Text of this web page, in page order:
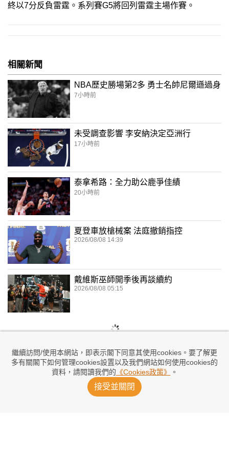
繼續訪問/使用本網站，即表示閣下同意其使用cookies。要了解更
多有關閣下如何管理cookies設置以及我們網站如何使用cookies的
資料，請閱讀我們的 《Cookies政策》 。
接受並關閉
終以7分反負雷霆。系列賽G5將回列雷霆主場作賽。
相關新聞
NBA歷史勝場第2多 勇士名帥尼爾遜過身
7小時前
未受調查影響 李安納決定亞洲行
17小時前
泰拿希路：全力助公鹿爭佳績
20小時前
夏登車放槍械案 法庭撤銷指控
2026/08/08 14:39
戴維斯巫師開季後再談續約
2026/08/08 05:15